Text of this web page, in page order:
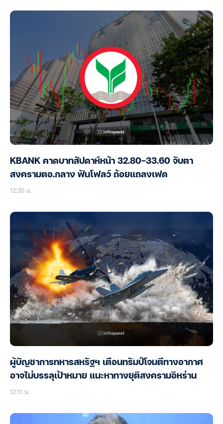
KBANK คาดบาทสัปดาห์หน้า 32.80-33.60 จับตา
สงครามตอ.กลาง ฟันโฟลว์ ถ้อยแถลงเฟด
12:35 น.
ผู้บัญชาการทหารสหรัฐฯ เตือนทรัมป์โจมตีทางอากาศ
อาจไม่บรรลุเป้าหมาย แนะหาทางยุติสงครามอิหร่าน
12:11 น.